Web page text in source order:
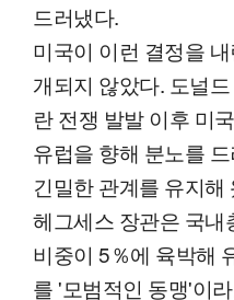
드러냈다.
미국이 이런 결정을
개되지 않았다. 도널
란 전쟁 발발 이후 미
유럽을 향해 분노를
긴밀한 관계를 유지해
헤그세스 장관은 국내
비중이 5％에 육박해
를 '모범적인 동맹'이